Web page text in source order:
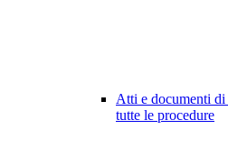
Atti e documenti di
tutte le procedure